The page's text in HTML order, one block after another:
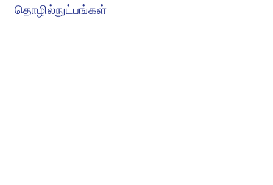
தொழில்நுட்பங்கள்